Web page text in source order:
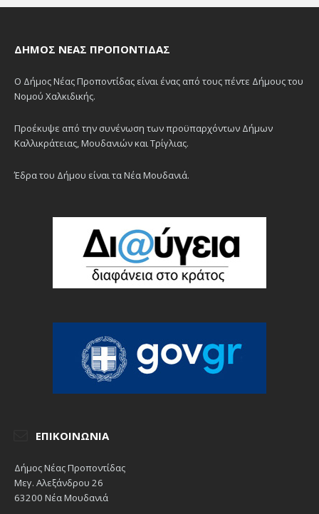
ΔΉΜΟΣ ΝΈΑΣ ΠΡΟΠΟΝΤΊΔΑΣ
Ο Δήμος Νέας Προποντίδας είναι ένας από τους πέντε Δήμους του
Νομού Χαλκιδικής.
Προέκυψε από την συνένωση των προϋπαρχόντων Δήμων
Καλλικράτειας, Μουδανιών και Τρίγλιας.
Έδρα του Δήμου είναι τα Νέα Μουδανιά.
ΕΠΙΚΟΙΝΩΝΊΑ
Δήμος Νέας Προποντίδας
Μεγ. Αλεξάνδρου 26
63200 Νέα Μουδανιά